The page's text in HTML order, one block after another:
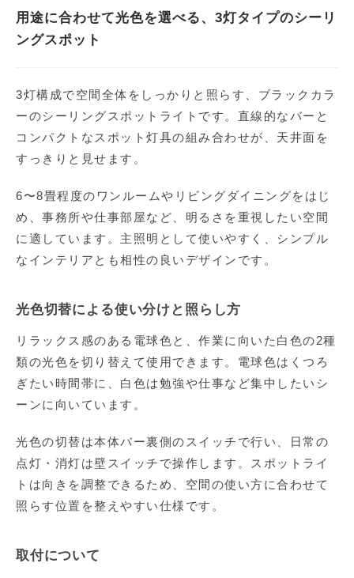
用途に合わせて光色を選べる、3灯タイプのシーリ
ングスポット
3灯構成で空間全体をしっかりと照らす、ブラックカラ
ーのシーリングスポットライトです。直線的なバーと
コンパクトなスポット灯具の組み合わせが、天井面を
すっきりと見せます。
6〜8畳程度のワンルームやリビングダイニングをはじ
め、事務所や仕事部屋など、明るさを重視したい空間
に適しています。主照明として使いやすく、シンプル
なインテリアとも相性の良いデザインです。
光色切替による使い分けと照らし方
リラックス感のある電球色と、作業に向いた白色の2種
類の光色を切り替えて使用できます。電球色はくつろ
ぎたい時間帯に、白色は勉強や仕事など集中したいシ
ーンに向いています。
光色の切替は本体バー裏側のスイッチで行い、日常の
点灯・消灯は壁スイッチで操作します。スポットライ
トは向きを調整できるため、空間の使い方に合わせて
照らす位置を整えやすい仕様です。
取付について